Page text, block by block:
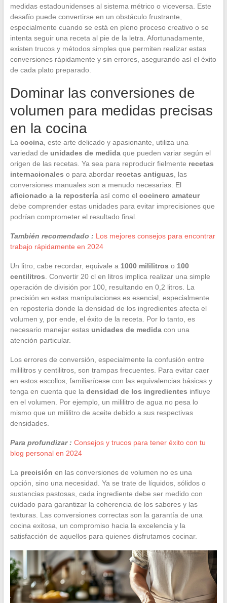
medidas estadounidenses al sistema métrico o viceversa. Este
desafío puede convertirse en un obstáculo frustrante,
especialmente cuando se está en pleno proceso creativo o se
intenta seguir una receta al pie de la letra. Afortunadamente,
existen trucos y métodos simples que permiten realizar estas
conversiones rápidamente y sin errores, asegurando así el éxito
de cada plato preparado.
Dominar las conversiones de
volumen para medidas precisas
en la cocina
La cocina, este arte delicado y apasionante, utiliza una
variedad de unidades de medidaque pueden variar según el
origen de las recetas. Ya sea para reproducir fielmente recetas
internacionales o para abordar recetas antiguas , las
conversiones manuales son a menudo necesarias. El
aficionado a la reposteríaasí como el cocinero amateur
debe comprender estas unidades para evitar imprecisiones que
podrían comprometer el resultado final.
También recomendado : Los mejores consejos para encontrar
trabajo rápidamente en 2024
Un litro, cabe recordar, equivale a 1000 mililitros o 100
centilitros . Convertir 20 cl en litros implica realizar una simple
operación de división por 100, resultando en 0,2 litros. La
precisión en estas manipulaciones es esencial, especialmente
en repostería donde la densidad de los ingredientes afecta el
volumen y, por ende, el éxito de la receta. Por lo tanto, es
necesario manejar estas unidades de medidacon una
atención particular.
Los errores de conversión, especialmente la confusión entre
mililitros y centilitros, son trampas frecuentes. Para evitar caer
en estos escollos, familiarícese con las equivalencias básicas y
tenga en cuenta que la densidad de los ingredientes influye
en el volumen. Por ejemplo, un mililitro de agua no pesa lo
mismo que un mililitro de aceite debido a sus respectivas
densidades.
Para profundizar : Consejos y trucos para tener éxito con tu
blog personal en 2024
La precisión en las conversiones de volumen no es una
opción, sino una necesidad. Ya se trate de líquidos, sólidos o
sustancias pastosas, cada ingrediente debe ser medido con
cuidado para garantizar la coherencia de los sabores y las
texturas. Las conversiones correctas son la garantía de una
cocina exitosa, un compromiso hacia la excelencia y la
satisfacción de aquellos para quienes disfrutamos cocinar.